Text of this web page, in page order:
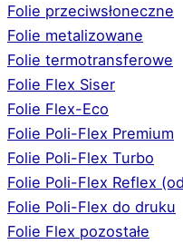
Folie przeciwsłoneczne
Folie metalizowane
Folie termotransferowe
Folie Flex Siser
Folie Flex-Eco
Folie Poli-Flex Premium
Folie Poli-Flex Turbo
Folie Poli-Flex Reflex
Folie Poli-Flex do druku
Folie Flex pozostałe